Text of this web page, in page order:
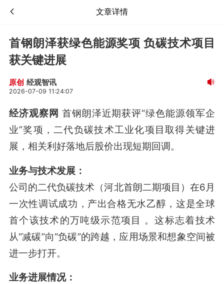
文章详情
首钢朗泽获绿色能源奖项 负碳技术项目
获关键进展
原创 经观智讯
2026-07-09 11:24:07
经济观察网 首钢朗泽近期获评“绿色能源领军企
业”奖项，二代负碳技术工业化项目取得关键进
展，相关利好落地后股价出现短期回调。
业务与技术发展：
公司的二代负碳技术（河北首朗二期项目）在6月
一次性调试成功，产出合格无水乙醇，这是全球
首个该技术的万吨级示范项目 。这标志着技术
从“减碳”向“负碳”的跨越，应用场景和想象空间被
进一步打开。
业务进展情况：